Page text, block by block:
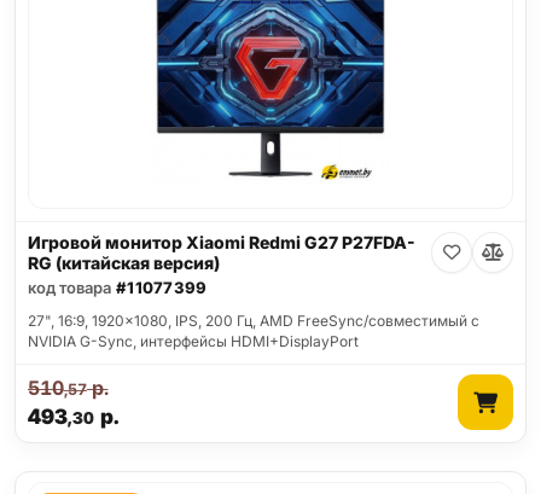
Игровой монитор Xiaomi Redmi G27 P27FDA-
RG (китайская версия)
код товара #11077399
27", 16:9, 1920x1080, IPS, 200 Гц, AMD FreeSync/совместимый с
NVIDIA G-Sync, интерфейсы HDMI+DisplayPort
493,30р.
510,57р.